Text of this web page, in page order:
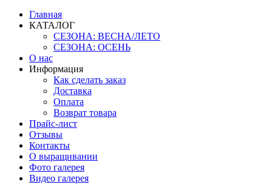
Главная
КАТАЛОГ
СЕЗОНА: ВЕСНА/ЛЕТО
СЕЗОНА: ОСЕНЬ
О нас
Информация
Как сделать заказ
Доставка
Оплата
Возврат товара
Прайс-лист
Отзывы
Контакты
О выращивании
Фото галерея
Видео галерея